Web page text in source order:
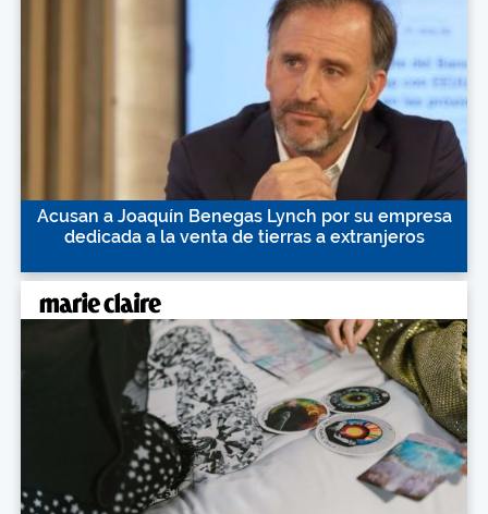
Acusan a Joaquín Benegas Lynch por su empresa
dedicada a la venta de tierras a extranjeros